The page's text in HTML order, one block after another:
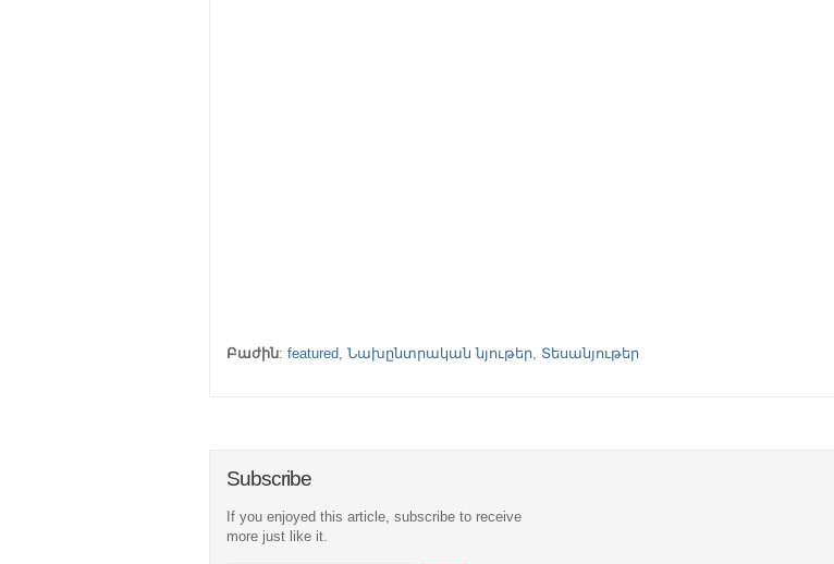
Բաժին: featured, Նախընտրական նյութեր, Տեսանյութեր
Subscribe
If you enjoyed this article, subscribe to receive
more just like it.